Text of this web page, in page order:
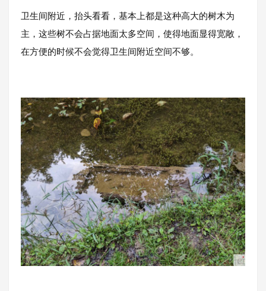
卫生间附近，抬头看看，基本上都是这种高大的树木为
主，这些树不会占据地面太多空间，使得地面显得宽敞，
在方便的时候不会觉得卫生间附近空间不够。